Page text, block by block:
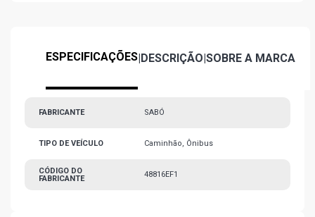
ESPECIFICAÇÕES|DESCRIÇÃO|SOBRE A MARCA
FABRICANTE SABÓ
TIPO DE VEÍCULO Caminhão, Ônibus
CÓDIGO DO
FABRICANTE
48816EF1